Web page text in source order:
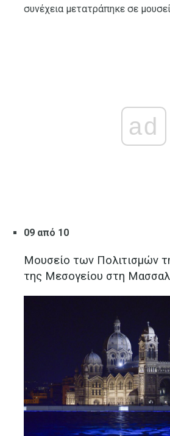
συνέχεια μετατράπηκε σε
ad
09 από 10
Μουσείο των Πολιτισμών
της Μεσογείου στη